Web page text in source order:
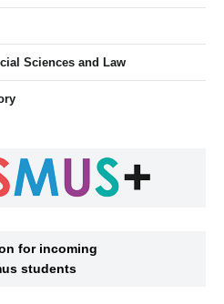
Sciences and Law
for incoming
students